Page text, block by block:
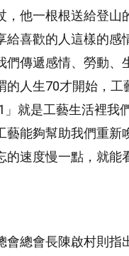
，他一根根送給登山
給喜歡的人這樣的感
們傳遞感情、勞動、
的人生70才開始，工
」就是工藝生活裡我
藝能夠幫助我們重新
的速度慢一點，就能
會總會長陳啟村則指